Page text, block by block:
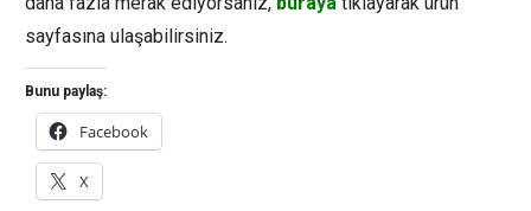
sayfasına ulaşabilirsiniz.
Bunu paylaş:
Facebook
X